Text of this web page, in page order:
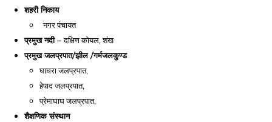
शहरी निकाय
नगर पंचायत
प्रमुख नदी –दक्षिण कोयल, शंख
प्रमुख जलप्रपात/झील /गर्मजलकुण्ड
घाघरा जलप्रपात,
हेपाद जलप्रपात,
प्रेमाघाघ जलप्रपात,
शैक्षणिक संस्थान